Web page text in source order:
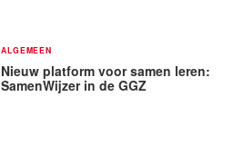
ALGEMEEN
Nieuw platform voor samen leren:
SamenWijzer in de GGZ